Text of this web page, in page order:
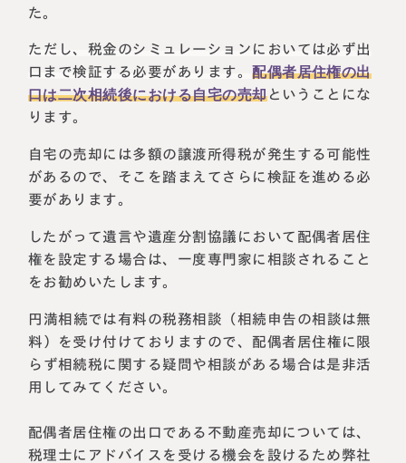
た。
ただし、税金のシミュレーションにおいては必ず出
口まで検証する必要があります。配偶者居住権の出
口は二次相続後における自宅の売却ということにな
ります。
自宅の売却には多額の譲渡所得税が発生する可能性
があるので、そこを踏まえてさらに検証を進める必
要があります。
したがって遺言や遺産分割協議において配偶者居住
権を設定する場合は、一度専門家に相談されること
をお勧めいたします。
円満相続では有料の税務相談（相続申告の相談は無
料）を受け付けておりますので、配偶者居住権に限
らず相続税に関する疑問や相談がある場合は是非活
用してみてください。
配偶者居住権の出口である不動産売却については、
税理士にアドバイスを受ける機会を設けるため弊社